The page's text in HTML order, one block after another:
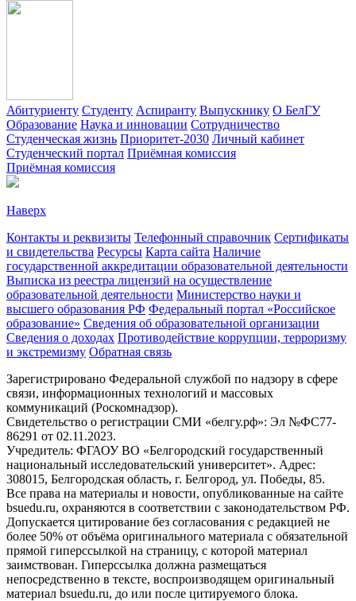
Абитуриенту Студенту Аспиранту Выпускнику О БелГУ
Образование Наука и инновации Сотрудничество
Студенческая жизнь Приоритет-2030 Личный кабинет
Студенческий портал Приёмная комиссия
Приёмная комиссия
Наверх
Контакты и реквизиты Телефонный справочник Сертификаты
и свидетельства Ресурсы Карта сайта Наличие
государственной аккредитации образовательной деятельности
Выписка из реестра лицензий на осуществление
образовательной деятельности Министерствo науки и
высшего образования РФ Федеральный портал «Российское
образование» Сведения об образовательной организации
Сведения о доходах Противодействие коррупции, терроризму
и экстремизму Обратная связь
Зарегистрировано Федеральной службой по надзору в сфере
связи, информационных технологий и массовых
коммуникаций (Роскомнадзор).
Свидетельство о регистрации СМИ «белгу.рф»: Эл №ФС77-
86291 от 02.11.2023.
Учредитель: ФГАОУ ВО «Белгородский государственный
национальный исследовательский университет». Адрес:
308015, Белгородская область, г. Белгород, ул. Победы, 85.
Все права на материалы и новости, опубликованные на сайте
bsuedu.ru, охраняются в соответствии с законодательством РФ.
Допускается цитирование без согласования с редакцией не
более 50% от объёма оригинального материала с обязательной
прямой гиперссылкой на страницу, с которой материал
заимствован. Гиперссылка должна размещаться
непосредственно в тексте, воспроизводящем оригинальный
материал bsuedu.ru, до или после цитируемого блока.